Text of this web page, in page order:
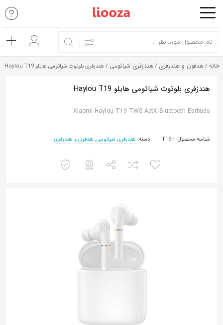
اشتراک
با
از
زیر
این
خانه /هدفون و هندزفری /هندزفری شیائومی / هندزفری بلوتوث شیائومی هایلو Haylou T19
هندزفری بلوتوث شیائومی هایلو Haylou T19
Xiaomi Haylou T19 TWS AptX Bluetooth Earbuds
شناسه محصول: T19h دسته: هندزفری شیائومی, هدفون و هندزفری